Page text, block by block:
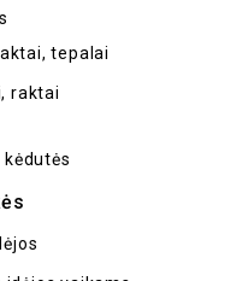
tepalai
raktai